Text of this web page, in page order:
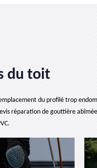
du toit
du profilé trop
réparation de gouttière